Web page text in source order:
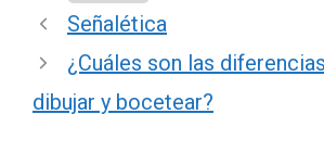
Señalética
¿Cuáles son las
dibujar y bocetear?